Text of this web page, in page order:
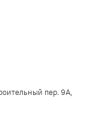
пер. 9А,